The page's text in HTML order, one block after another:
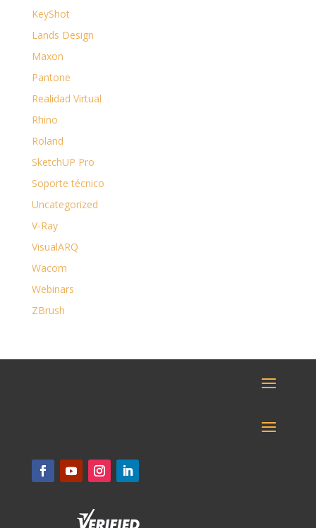
KeyShot
Lands Design
Maxon
Pantone
Realidad Virtual
Rhino
Roland
SketchUP Pro
Soporte técnico
Uncategorized
V-Ray
VisualARQ
Wacom
Webinars
ZBrush